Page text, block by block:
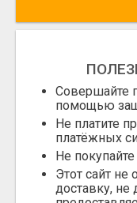
Совершайте
помощью
Не платите
платёжных
Не
Этот сайт не
доставку, не